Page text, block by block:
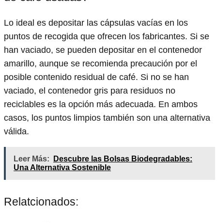
Lo ideal es depositar las cápsulas vacías en los
puntos de recogida que ofrecen los fabricantes. Si se
han vaciado, se pueden depositar en el contenedor
amarillo, aunque se recomienda precaución por el
posible contenido residual de café. Si no se han
vaciado, el contenedor gris para residuos no
reciclables es la opción más adecuada. En ambos
casos, los puntos limpios también son una alternativa
válida.
Leer Más:
Descubre las Bolsas Biodegradables:
Una Alternativa Sostenible
Relatcionados: